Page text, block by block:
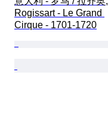
Rogissart - Le Grand
Cirque - 1701-1720